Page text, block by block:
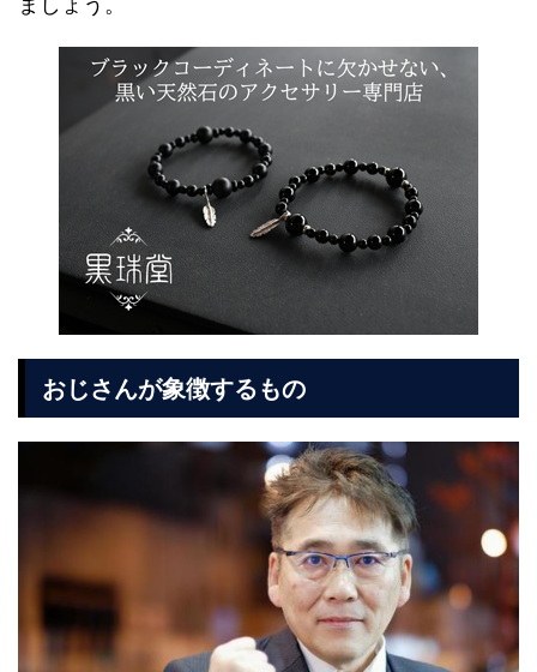
おじさんが象徴するもの